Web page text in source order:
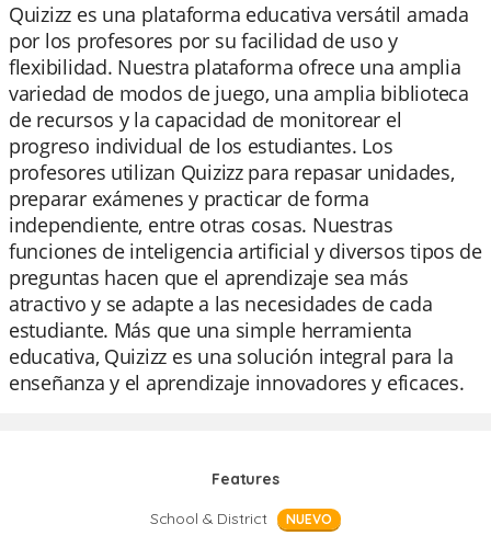
Quizizz es una plataforma educativa versátil amada
por los profesores por su facilidad de uso y
flexibilidad. Nuestra plataforma ofrece una amplia
variedad de modos de juego, una amplia biblioteca
de recursos y la capacidad de monitorear el
progreso individual de los estudiantes. Los
profesores utilizan Quizizz para repasar unidades,
preparar exámenes y practicar de forma
independiente, entre otras cosas. Nuestras
funciones de inteligencia artificial y diversos tipos de
preguntas hacen que el aprendizaje sea más
atractivo y se adapte a las necesidades de cada
estudiante. Más que una simple herramienta
educativa, Quizizz es una solución integral para la
enseñanza y el aprendizaje innovadores y eficaces.
Features
School & District
NUEVO